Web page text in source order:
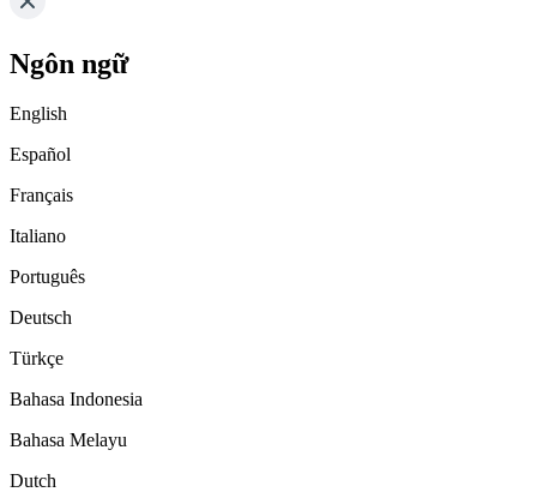
Ngôn ngữ
English
Español
Français
Italiano
Português
Deutsch
Türkçe
Bahasa Indonesia
Bahasa Melayu
Dutch